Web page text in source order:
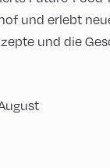
und erlebt
und die